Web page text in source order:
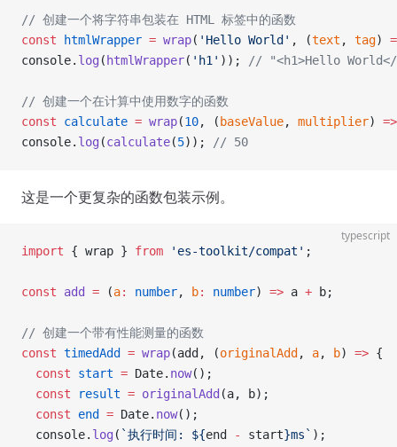
// 创建一个将字符串包装在 HTML 标签中的函数
const htmlWrapper = wrap( 'Hello World' , (text , tag)
console. log ( htmlWrapper( 'h1' )); // "<h1>Hello World</
// 创建一个在计算中使用数字的函数
const calculate = wrap(10, ( baseValue, multiplier) =>
console. log (calculate(5)); // 50
这是一个更复杂的函数包装示例。
typescript
import { wrap } from 'es-toolkit/compat' ;
const add = (a: number, b: number) => a + b;
// 创建一个带有性能测量的函数
const timedAdd = wrap(add, (originalAdd , a, b) => {
  const
start = Date. now();
  const
result = originalAdd (a, b);
  const
end = Date. now();
  console.
log ( `执行时间: ${end - start}ms` );